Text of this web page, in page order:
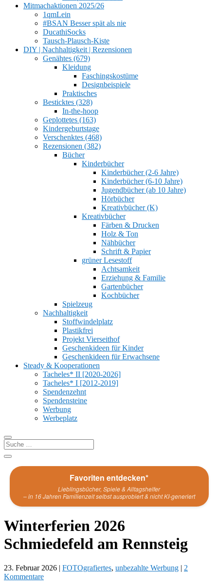
Mitmachaktionen 2025/26
1qmLein
#BSAN Besser spät als nie
DucathiSocks
Tausch-Plausch-Kiste
DIY | Nachhaltigkeit | Rezensionen
Genähtes (679)
Kleidung
Faschingskostüme
Designbeispiele
Praktisches
Besticktes (328)
In-the-hoop
Geplottetes (163)
Kindergeburtstage
Verschenktes (468)
Rezensionen (382)
Bücher
Kinderbücher
Kinderbücher (2-6 Jahre)
Kinderbücher (6-10 Jahre)
Jugendbücher (ab 10 Jahre)
Hörbücher
Kreativbücher (K)
Kreativbücher
Färben & Drucken
Holz & Ton
Nähbücher
Schrift & Papier
grüner Lesestoff
Achtsamkeit
Erziehung & Familie
Gartenbücher
Kochbücher
Spielzeug
Nachhaltigkeit
Stoffwindelplatz
Plastikfrei
Projekt Vierseithof
Geschenkideen für Kinder
Geschenkideen für Erwachsene
Steady & Kooperationen
Tacheles* II [2020-2026]
Tacheles* I [2012-2019]
Spendenzehnt
Spendensteine
Werbung
Werbeplatz
Favoriten entdecken*
Lieblingsbücher, Spiele & Alltagshelfer
– in 16 Jahren Familienzeit selbst ausprobiert & nicht KI-generiert
Winterferien 2026
Schmiedefeld am Rennsteig
23. Februar 2026 | FOTOgrafiertes, unbezahlte Werbung | 2
Kommentare